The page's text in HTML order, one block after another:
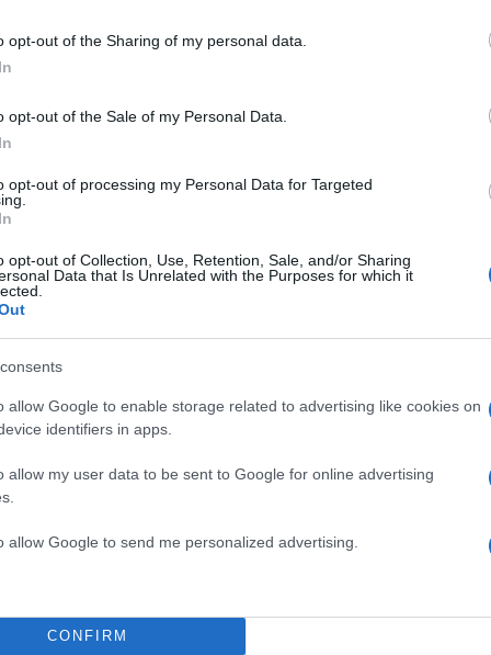
opt-out of the Sharing of my personal data.
opt-out of the Sale of my Personal Data.
opt-out of processing my Personal Data for Targeted
opt-out of Collection, Use, Retention, Sale, and/or Sharing
Data that Is Unrelated with the Purposes for which it
allow Google to enable storage related to advertising like cookies on
identifiers in apps.
allow my user data to be sent to Google for online advertising
allow Google to send me personalized advertising.
CONFIRM
Σχολίασε εδώ
Υποβολή σχολίου
από reCAPTCHA, ισχύουν
ΕΛΑΣΤΙΚΑ
το Νewsit.gr στο